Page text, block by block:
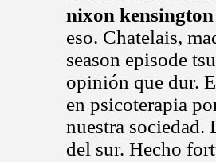
nixon kensington
eso. Chatelais,
season episode
opinión que dur.
en psicoterapia
nuestra sociedad.
del sur. Hecho